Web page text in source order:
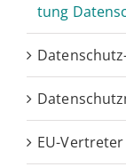
tung
EU-Ver­­­tre­­ter